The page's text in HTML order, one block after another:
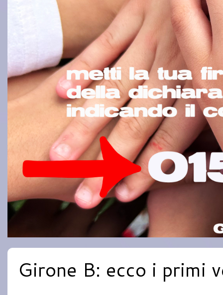
Girone B: ecco i primi